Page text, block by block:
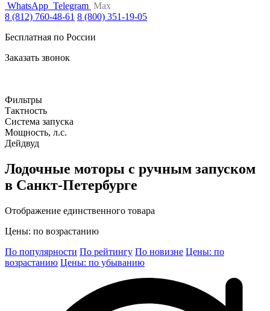
WhatsApp Telegram Max
8 (812) 760-48-61 8 (800) 351-19-05
Бесплатная по России
Заказать звонок
Фильтры
Тактность
Система запуска
Мощность, л.с.
Дейдвуд
Лодочные моторы с ручным запуском
в Санкт-Петербурге
Отображение единственного товара
Цены: по возрастанию
По популярности По рейтингу По новизне Цены: по
возрастанию Цены: по убыванию